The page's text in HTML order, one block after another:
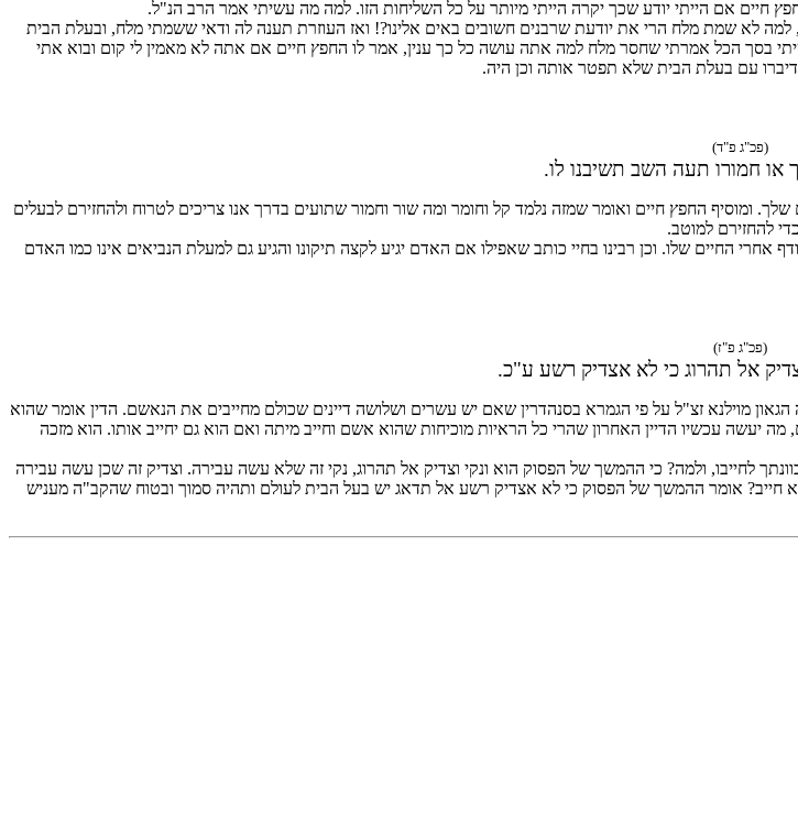
אם הייתי יודע שכך יקרה הייתי מיותר על כל השליחות הזו. למה מה עשיתי אמר הרב הנ"ל.
לא שמת מלח הרי את יודעת שרבנים חשובים באים אלינו?! ואז העוזרת תענה לה ודאי ששמתי מלח, ובעלת הבית
הכל אמרתי שחסר מלח למה אתה עושה כל כך ענין, אמר לו החפץ חיים אם אתה לא מאמין לי קום ובוא אתי
עם בעלת הבית שלא תפטר אותה וכן היה.
(פכ"ג פ"ד)
או חמורו תעה השב תשיבנו לו.
החפץ חיים ואומר שמזה נלמד קל וחומר ומה שור וחמור שתועים בדרך אנו צריכים לטרוח ולהחזירם לבעלים
להחזירם למוטב.
החיים שלו. וכן רבינו בחיי כותב שאפילו אם האדם יגיע לקצה תיקונו והגיע גם למעלת הנביאים אינו כמו האדם
(פכ"ג פ"ז)
אל תהרוג כי לא אצדיק רשע ע"כ.
מוילנא זצ"ל על פי הגמרא בסנהדרין שאם יש עשרים ושלושה דיינים שכולם מחייבים את הנאשם. הדין אומר שהוא
יעשה עכשיו הדיין האחרון שהרי כל הראיות מוכיחות שהוא אשם וחייב מיתה ואם הוא גם יחייב אותו. הוא מזכה
לחייבו, ולמה? כי ההמשך של הפסוק הוא ונקי וצדיק אל תהרוג, נקי זה שלא עשה עבירה. וצדיק זה שכן עשה עבירה
חייב? אומר ההמשך של הפסוק כי לא אצדיק רשע אל תדאג יש בעל הבית לעולם ותהיה סמוך ובטוח שהקב"ה מעניש